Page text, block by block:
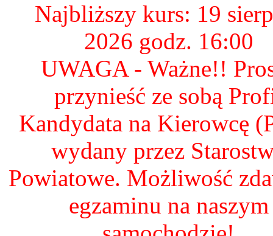
Najbliższy kurs: 19
2026 godz. 16:00
UWAGA - Ważne!!
przynieść ze sobą
Kandydata na Kierowcę
wydany przez
Powiatowe. Możliwość
egzaminu na naszym